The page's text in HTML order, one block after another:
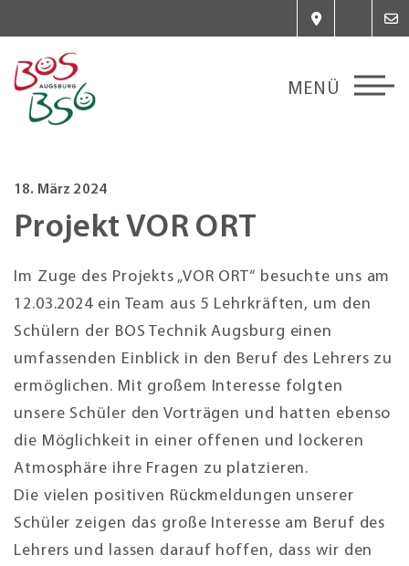
18. März 2024
Projekt VOR ORT
Im Zuge des Projekts „VOR ORT“ besuchte uns am
12.03.2024 ein Team aus 5 Lehrkräften, um den
Schülern der BOS Technik Augsburg einen
umfassenden Einblick in den Beruf des Lehrers zu
ermöglichen. Mit großem Interesse folgten
unsere Schüler den Vorträgen und hatten ebenso
die Möglichkeit in einer offenen und lockeren
Atmosphäre ihre Fragen zu platzieren.
Die vielen positiven Rückmeldungen unserer
Schüler zeigen das große Interesse am Beruf des
Lehrers und lassen darauf hoffen, dass wir den